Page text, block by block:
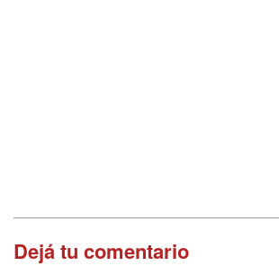
Dejá tu comentario